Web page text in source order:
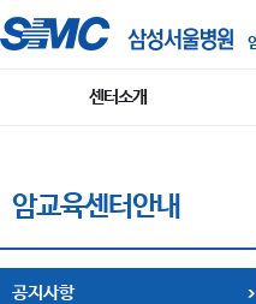
센터소개
암교육센터안내
공지사항